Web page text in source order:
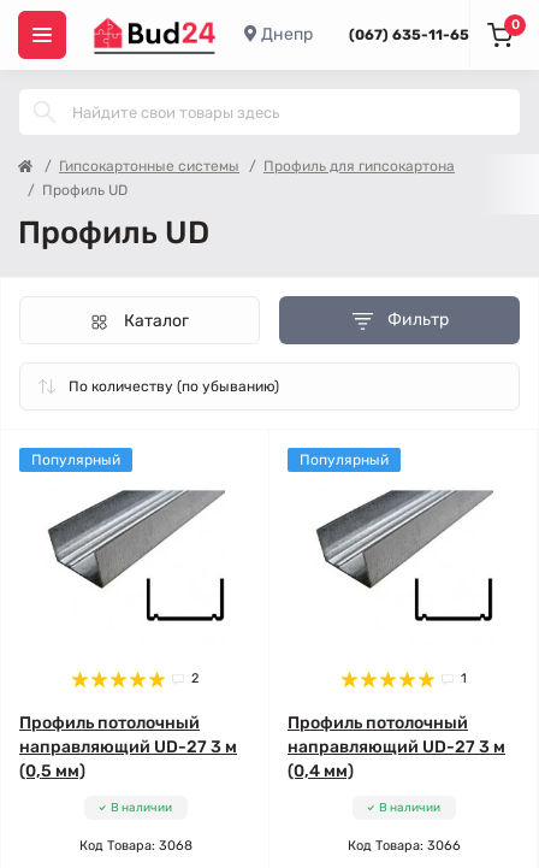
Днепр (067) 635-11-65
0
Гипсокартонные системы
Профиль для гипсокартона
Профиль UD
Профиль UD
Фильтр
Каталог
Популярный
2
Профиль потолочный
направляющий UD-27 3 м
(0,5 мм)
В наличии
Код Товара: 3068
Популярный
1
Профиль потолочный
направляющий UD-27 3 м
(0,4 мм)
В наличии
Код Товара: 3066